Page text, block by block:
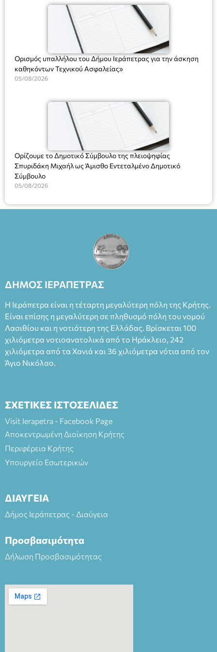
(Ν. 5314/2026).»
Ορισμός υπαλλήλου του Δήμου Ιεράπετρας για την άσκηση
καθηκόντων Τεχνικού Ασφαλείας»
05/08/2026
Ορίζουμε το Δημοτικό Σύμβουλο της πλειοψηφίας
Σπυριδάκη Μιχαήλ ως Άμισθο Εντεταλμένο Δημοτικό
Σύμβουλο
05/08/2026
ΔΗΜΟΣ ΙΕΡΑΠΕΤΡΑΣ
Η Ιεράπετρα είναι η τέταρτη μεγαλύτερη πόλη της Κρήτης.
Είναι επίσης η μεγαλύτερη σε πληθυσμό πόλη του νομού
Λασιθίου και η νοτιότερη της Ελλάδας. Βρίσκεται 100
χιλιόμετρα νοτιοανατολικά από το Ηράκλειο, 242
χιλιόμετρα από τα Χανιά και 36 χιλιόμετρα νότια από τον
Άγιο Νικόλαο.
ΣΧΕΤΙΚΕΣ ΙΣΤΟΣΕΛΙΔΕΣ
Visit Ierapetra - Facebook Page
Αποκεντρωμένη Διοίκηση Κρήτης
Περιφέρεια Κρήτης
Υπουργείο Εσωτερικών
ΔΙΑΥΓΕΙΑ
Δήμος Ιεράπετρας - Διαύγεια
Προσβασιμότητα
Δήλωση Προσβασιμότητας